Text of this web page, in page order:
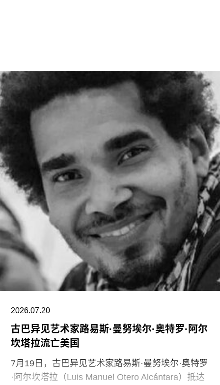
多个职务，包括国际艺术策展人，因此一直被视为
这一职位的热门人选。不过薪酬问题曾是任命过程
中的重要障碍，因为摩根在迪亚艺术基金会的收入
明显高于巴尔肖。泰特美术馆主席罗兰·拉德
（Roland Rudd）向《卫报》透露，摩根在接受这
一职位时接受了“大幅降薪”。
摩根加入泰特美术馆之际，正值该机构处于动荡时
期。泰特美术馆目前正面临财务困境，最近的一份
报告显示其运营处于亏损状态。泰特美术馆曾试图
通过裁员来解决资金问题，导致员工士气急剧下降
并引发了罢工。此外，尽管翠西·艾敏和弗里达·卡
罗的展览广受好评，但去年泰特不列颠美术馆和泰
特现代美术馆的参观人数仍远低于疫情前的水平。
摩根于2015年加入迪亚艺术基金会担任总监。任职
期间，她丰富了基金会的藏品结构，并增加了女性
艺术家的代表比例。此前在泰特工作期间，她策划
了广受好评的2015年回顾展“世界走向波普”（The
2026.07.20
古巴异见艺术家路易斯·曼努埃尔·奥特罗·阿尔
坎塔拉流亡美国
7月19日，古巴异见艺术家路易斯·曼努埃尔·奥特罗
·阿尔坎塔拉（Luis Manuel Otero Alcántara）抵达